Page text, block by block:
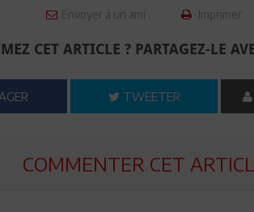
Envoyer à un ami Imprimer
CET ARTICLE ? PARTAGEZ-LE
TWEETER
COMMENTER CET